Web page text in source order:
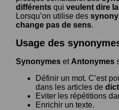
différents qui veulent dire
Lorsqu’on utilise des
change pas de sens.
Usage des
Synonymes et Antonymes
Définir un mot. C’est
dans les articles de
Eviter les répétitions
Enrichir un texte.